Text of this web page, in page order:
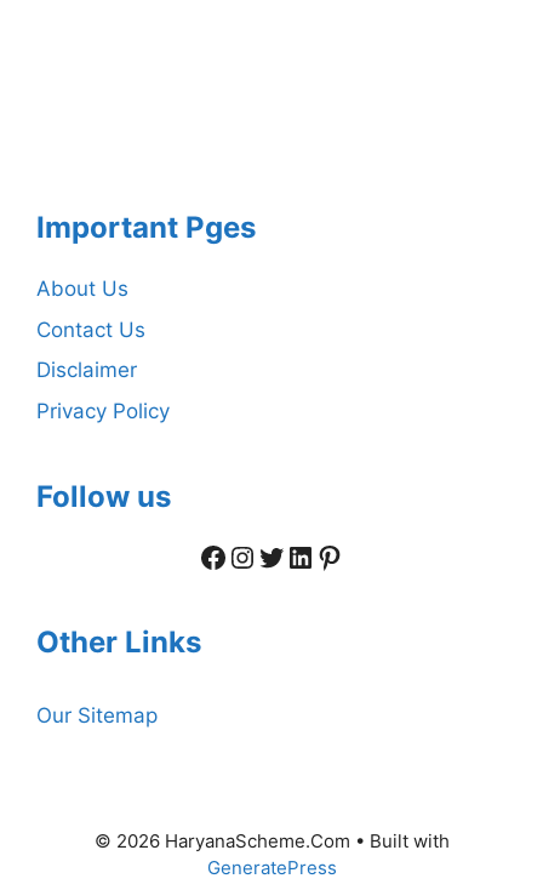
Important Pges
About Us
Contact Us
Disclaimer
Privacy Policy
Follow us
Facebook
Instagram
Twitter
LinkedIn
Pinterest
Other Links
Our Sitemap
© 2026 HaryanaScheme.Com • Built with
GeneratePress